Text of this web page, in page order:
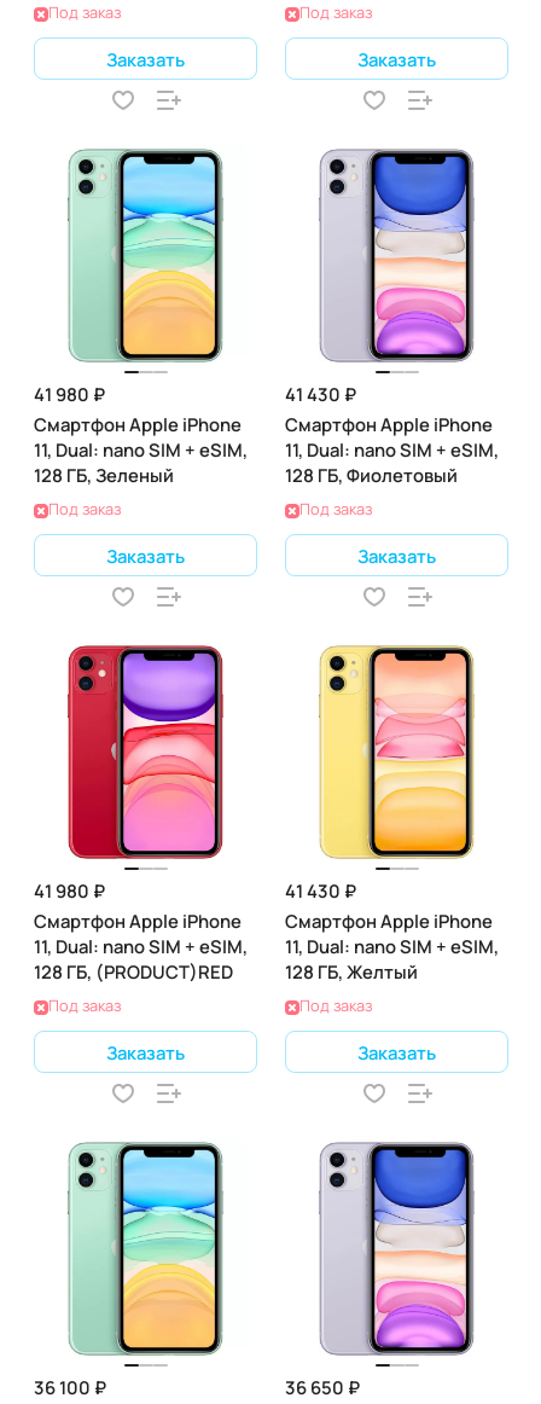
Под заказ
Заказать
Под заказ
Заказать
41 980 ₽
Смартфон Apple iPhone
11, Dual: nano SIM + eSIM,
128 ГБ, Зеленый
Под заказ
Заказать
41 430 ₽
Смартфон Apple iPhone
11, Dual: nano SIM + eSIM,
128 ГБ, Фиолетовый
Под заказ
Заказать
41 980 ₽
Смартфон Apple iPhone
11, Dual: nano SIM + eSIM,
128 ГБ, (PRODUCT)RED
Под заказ
Заказать
41 430 ₽
Смартфон Apple iPhone
11, Dual: nano SIM + eSIM,
128 ГБ, Желтый
Под заказ
Заказать
36 100 ₽
36 650 ₽